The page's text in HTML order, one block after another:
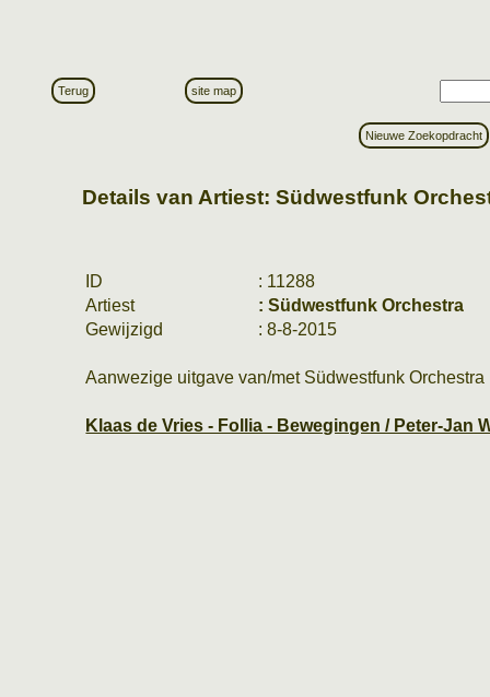
Terug site map
Nieuwe Zoekopdracht
Details van Artiest: Südwestfunk
ID
: 11288
Artiest
: Südwestfunk Orchestra
Gewijzigd
: 8-8-2015
Aanwezige uitgave van/met Südwestfunk Orchestra
Klaas de Vries - Follia - Bewegingen / Peter-Jan